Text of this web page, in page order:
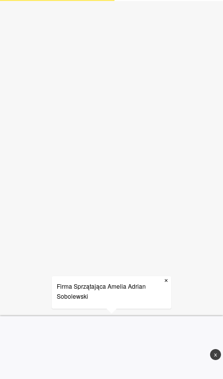
Firma Sprzątająca Amelia Adrian
Sobolewski
×
x